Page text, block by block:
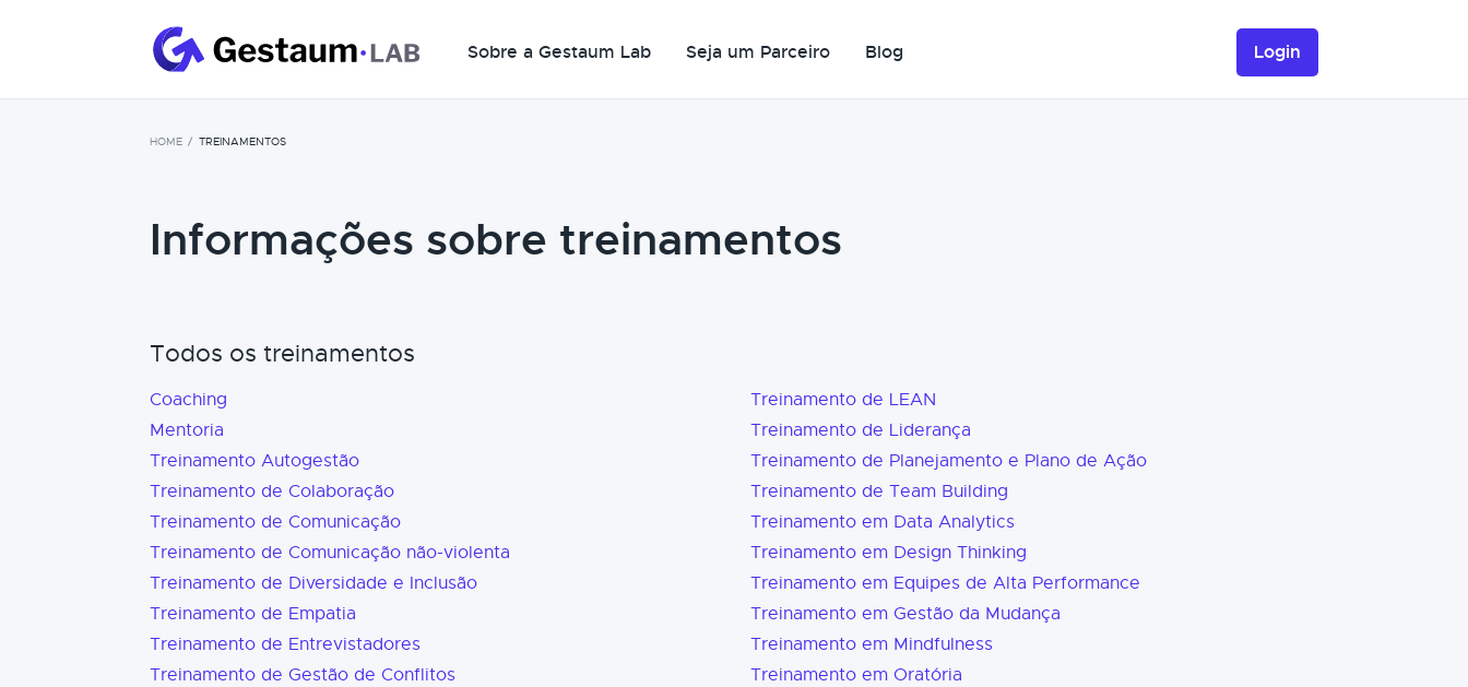
Sobre a Gestaum Lab Seja um Parceiro Blog Login
HOME TREINAMENTOS
Informações sobre treinamentos
Todos os treinamentos
Coaching
Mentoria
Treinamento Autogestão
Treinamento de Colaboração
Treinamento de Comunicação
Treinamento de Comunicação não-violenta
Treinamento de Diversidade e Inclusão
Treinamento de Empatia
Treinamento de Entrevistadores
Treinamento de Gestão de Conflitos
Treinamento de LEAN
Treinamento de Liderança
Treinamento de Planejamento e Plano de Ação
Treinamento de Team Building
Treinamento em Data Analytics
Treinamento em Design Thinking
Treinamento em Equipes de Alta Performance
Treinamento em Gestão da Mudança
Treinamento em Mindfulness
Treinamento em Oratória